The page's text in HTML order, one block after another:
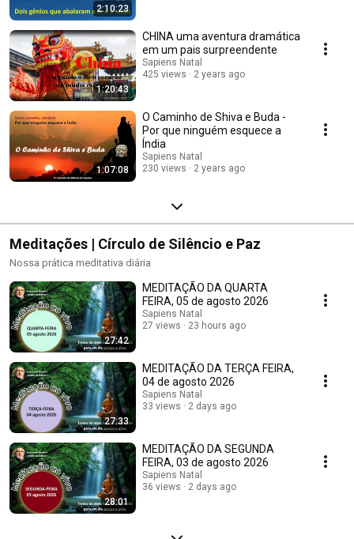
2:10:23
1:20:43
CHINA uma aventura dramática
em um pais surpreendente
Sapiens Natal
425 views
2 years ago
1:07:08
O Caminho de Shiva e Buda -
Por que ninguém esquece a
Índia
Sapiens Natal
230 views
2 years ago
Meditações | Círculo de Silêncio e Paz
Nossa prática meditativa diária
27:42
MEDITAÇÃO DA QUARTA
FEIRA, 05 de agosto 2026
Sapiens Natal
27 views
23 hours ago
27:33
MEDITAÇÃO DA TERÇA FEIRA,
04 de agosto 2026
Sapiens Natal
33 views
2 days ago
28:01
MEDITAÇÃO DA SEGUNDA
FEIRA, 03 de agosto 2026
Sapiens Natal
36 views
2 days ago